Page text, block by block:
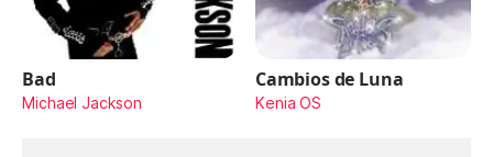
Bad
Michael Jackson
Cambios de Luna
Kenia OS